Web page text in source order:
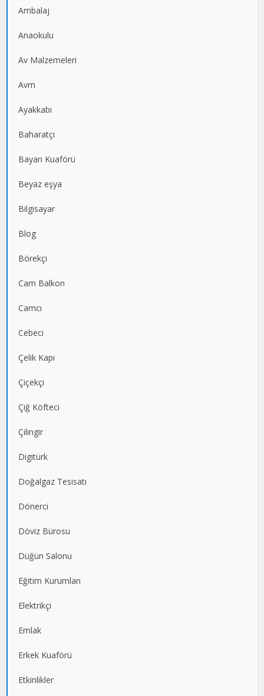
Ambalaj
Anaokulu
Av Malzemeleri
Avm
Ayakkabı
Baharatçı
Bayan Kuaförü
Beyaz eşya
Bilgisayar
Blog
Börekçi
Cam Balkon
Camcı
Cebeci
Çelik Kapı
Çiçekçi
Çiğ Köfteci
Çilingir
Digitürk
Doğalgaz Tesisatı
Dönerci
Döviz Bürosu
Düğün Salonu
Eğitim Kurumları
Elektrikçi
Emlak
Erkek Kuaförü
Etkinlikler